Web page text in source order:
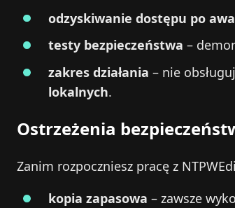
odzyskiwanie dostępu po
testy bezpieczeństwa –
zakres działania – nie
lokalnych.
Ostrzeżenia
Zanim rozpoczniesz pracę z
kopia zapasowa – zawsze